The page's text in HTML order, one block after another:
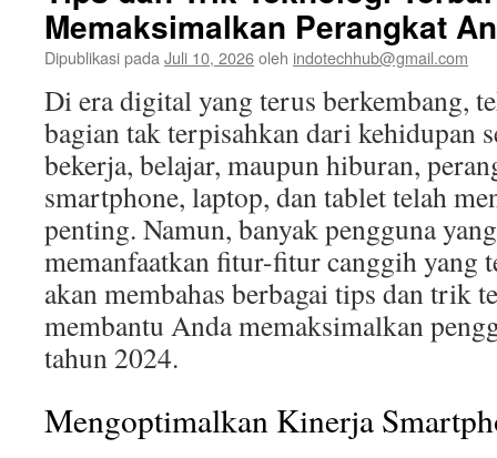
Memaksimalkan Perangkat
Dipublikasi pada Juli 10, 2026oleh indotechhub@gmail.com
Di era digital yang terus berkembang,
bagian tak terpisahkan dari kehidupan
bekerja, belajar, maupun hiburan,
smartphone, laptop, dan tablet telah
penting. Namun, banyak pengguna
memanfaatkan fitur-fitur canggih yang
akan membahas berbagai tips dan trik
membantu Anda memaksimalkan
tahun 2024.
Mengoptimalkan Kinerja